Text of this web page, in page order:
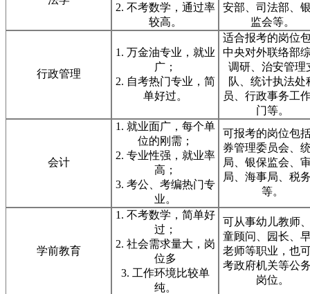
2. 不考数学，通过率
较高。
安部、司法部、
监会等。
行政管理
1. 万金油专业，就业
广；
2. 自考热门专业，简
单好过。
适合报考的岗位
中央对外联络部
调研、治安管理
队、统计执法处
员、行政事务工
门等。
会计
1. 就业面广，每个单
位的刚需；
2. 专业性强，就业率
高；
3. 考公、考编热门专
业。
可报考的岗位包
券管理委员会、
局、银保监会、
局、海事局、税
等。
学前教育
1. 不考数学，简单好
过；
2. 社会需求量大，岗
位多
3. 工作环境比较单
纯。
可从事幼儿教师
童顾问、园长、
老师等职业，也
考政府机关等公
岗位。